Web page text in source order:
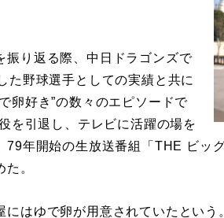
り返る際、中日ドラゴンズで
た野球選手としての実績と共に
卵好き”の数々のエピソードで
を引退し、テレビに活躍の場を
79年開始の生放送番組「THE ビッ
。
はゆで卵が用意されていたという